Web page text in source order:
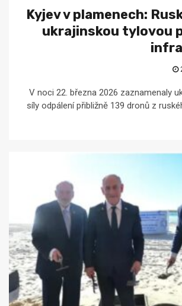
Kyjev v plamenech:
ukrajinskou tylovou
V noci 22. března 2026 zaznamenaly
síly odpálení přibližně 139 dronů z